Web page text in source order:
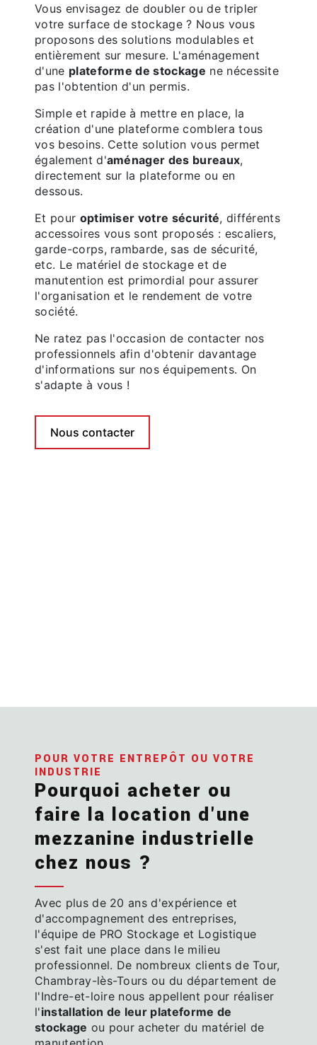
Vous envisagez de doubler ou de tripler
votre surface de stockage ? Nous vous
proposons des solutions modulables et
entièrement sur mesure. L'aménagement
d'une plateforme de stockage ne nécessite
pas l'obtention d'un permis.
Simple et rapide à mettre en place, la
création d'une plateforme comblera tous
vos besoins. Cette solution vous permet
également d'aménager des bureaux,
directement sur la plateforme ou en
dessous.
Et pour optimiser votre sécurité, différents
accessoires vous sont proposés : escaliers,
garde-corps, rambarde, sas de sécurité,
etc. Le matériel de stockage et de
manutention est primordial pour assurer
l'organisation et le rendement de votre
société.
Ne ratez pas l'occasion de contacter nos
professionnels afin d'obtenir davantage
d'informations sur nos équipements. On
s'adapte à vous !
Nous contacter
POUR VOTRE ENTREPÔT OU VOTRE
INDUSTRIE
Pourquoi acheter ou
faire la location d'une
mezzanine industrielle
chez nous ?
Avec plus de 20 ans d'expérience et
d'accompagnement des entreprises,
l'équipe de PRO Stockage et Logistique
s'est fait une place dans le milieu
professionnel. De nombreux clients de Tour,
Chambray-lès-Tours ou du département de
l'Indre-et-loire nous appellent pour réaliser
l'installation de leur plateforme de
stockage ou pour acheter du matériel de